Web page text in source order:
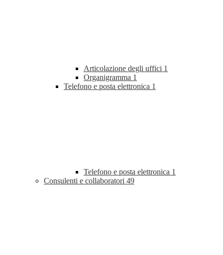
Articolazione degli uffici 1
Organigramma 1
Telefono e posta elettronica 1
Telefono e posta elettronica 1
Consulenti e collaboratori 49